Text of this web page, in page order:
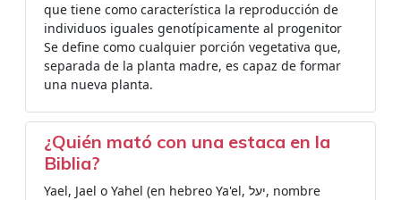
que tiene como característica la reproducción de
individuos iguales genotípicamente al progenitor
Se define como cualquier porción vegetativa que,
separada de la planta madre, es capaz de formar
una nueva planta.
¿Quién mató con una estaca en la
Biblia?
Yael, Jael o Yahel​ (en hebreo Ya'el, יעל, nombre